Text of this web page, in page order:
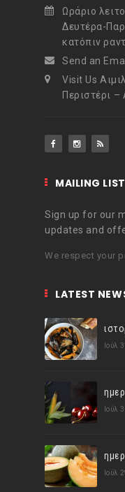
Ωράριο
Δευτέρα-
κατόπιν
Send an
Visit Us
Περιστέρι –
MAILING LIST
Sign up for our
updates and
We respect your
LATEST
Ιούλ
Ιούλ
Ιούλ